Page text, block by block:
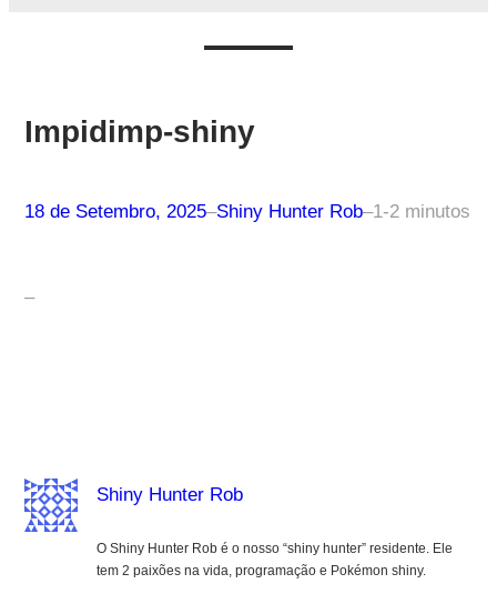
Impidimp-shiny
18 de Setembro, 2025–Shiny Hunter Rob–1-2 minutos
–
Shiny Hunter Rob
O Shiny Hunter Rob é o nosso “shiny hunter” residente. Ele
tem 2 paixões na vida, programação e Pokémon shiny.